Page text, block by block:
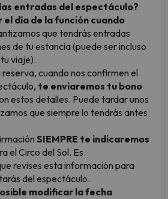
entradas del espectáculo?
el día de la función cuando
que tendrás entradas
de tu estancia (puede ser incluso
viaje).
cuando nos confirmen el
te enviaremos tu bono
estos detalles. Puede tardar unos
que siempre lo tendrás antes
SIEMPRE te indicaremos
el Circo del Sol. Es
revises esta información para
del espectáculo.
modificar la fecha